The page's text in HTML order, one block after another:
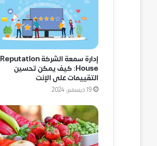
إدارة سمعة الشركة Reputation
House: كيف يمكن تحسين
التقييمات على الإنت
19 ديسمبر، 2024